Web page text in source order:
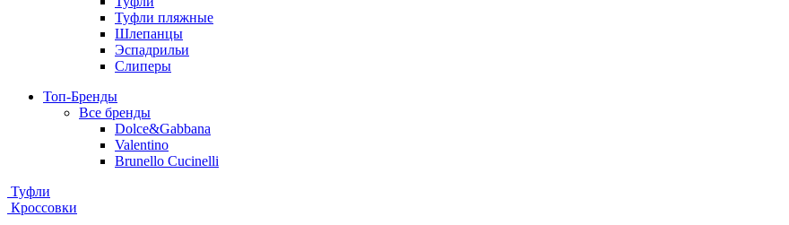
Туфли пляжные
Шлепанцы
Эспадрильи
Слиперы
Топ-Бренды
Все бренды
Dolce&Gabbana
Valentino
Brunello Cucinelli
Туфли
Кроссовки